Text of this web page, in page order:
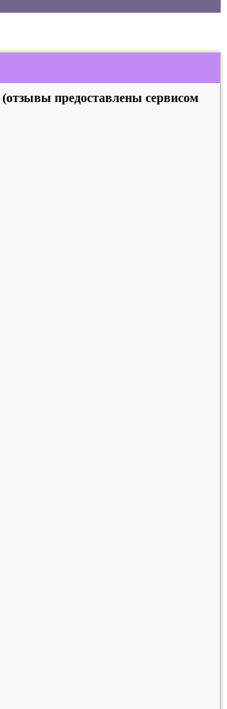
(отзывы предоставлены сервисом